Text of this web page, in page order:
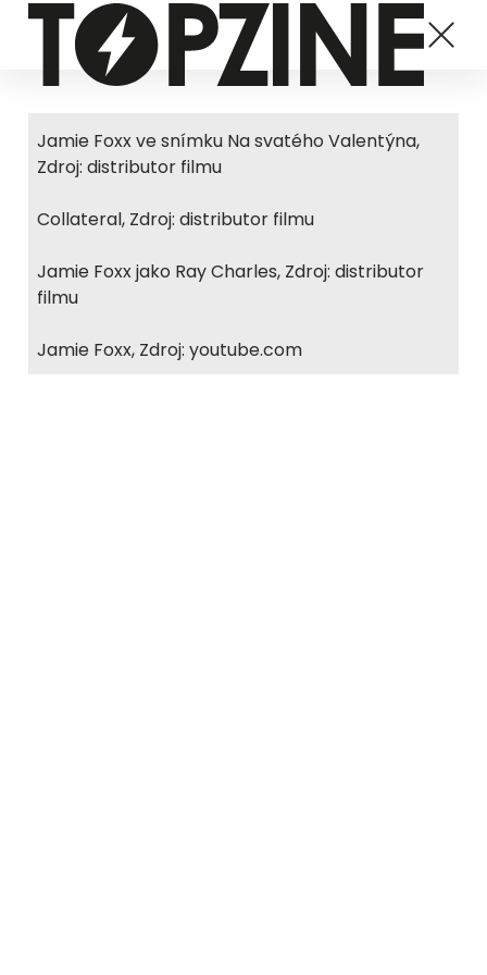
Jamie Foxx ve snímku Na svatého Valentýna,
Zdroj: distributor filmu
Collateral, Zdroj: distributor filmu
Jamie Foxx jako Ray Charles, Zdroj: distributor
filmu
Jamie Foxx, Zdroj: youtube.com